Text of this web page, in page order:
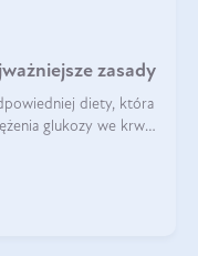
zasady
diety, która
glukozy we krwi i